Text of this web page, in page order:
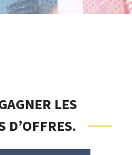
LES
D’OFFRES.